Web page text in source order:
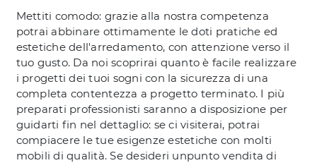
Mettiti comodo: grazie alla nostra competenza
potrai abbinare ottimamente le doti pratiche ed
estetiche dell'arredamento, con attenzione verso il
tuo gusto. Da noi scoprirai quanto è facile realizzare
i progetti dei tuoi sogni con la sicurezza di una
completa contentezza a progetto terminato. I più
preparati professionisti saranno a disposizione per
guidarti fin nel dettaglio: se ci visiterai, potrai
compiacere le tue esigenze estetiche con molti
mobili di qualità. Se desideri unpunto vendita di